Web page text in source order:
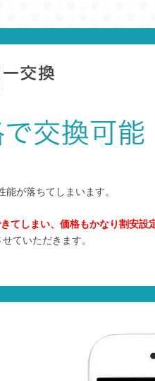
が落ちてしまいます。
てしまい、価格もかなり割安設
ていただきます。